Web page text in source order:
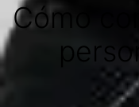
Cómo